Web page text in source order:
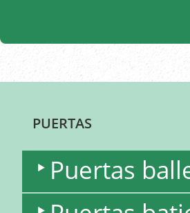
PUERTAS
Puertas